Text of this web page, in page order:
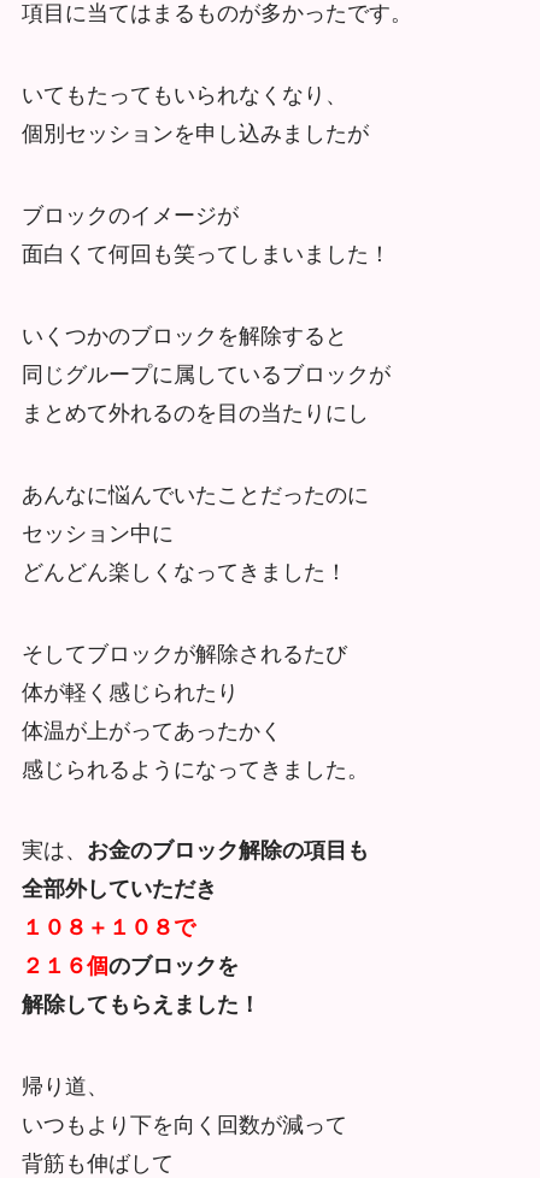
項目に当てはまるものが多かったです。
いてもたってもいられなくなり、
個別セッションを申し込みましたが
ブロックのイメージが
面白くて何回も笑ってしまいました！
いくつかのブロックを解除すると
同じグループに属しているブロックが
まとめて外れるのを目の当たりにし
あんなに悩んでいたことだったのに
セッション中に
どんどん楽しくなってきました！
そしてブロックが解除されるたび
体が軽く感じられたり
体温が上がってあったかく
感じられるようになってきました。
実は、 お金のブロック解除の項目も
全部外していただき
１０８＋１０８で
２１６個のブロックを
解除してもらえました！
帰り道、
いつもより下を向く回数が減って
背筋も伸ばして